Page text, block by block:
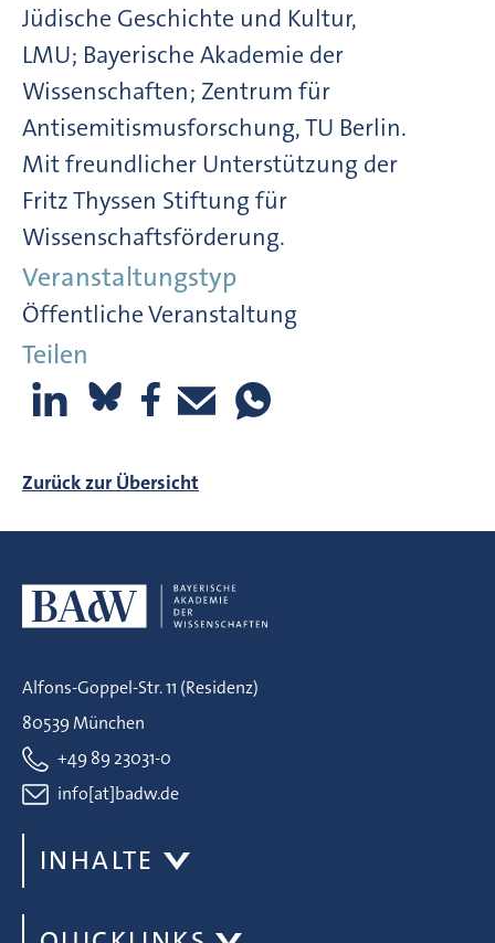
Jüdische Geschichte und Kultur,
LMU; Bayerische Akademie der
Wissenschaften; Zentrum für
Antisemitismusforschung, TU Berlin.
Mit freundlicher Unterstützung der
Fritz Thyssen Stiftung für
Wissenschaftsförderung.
Veranstaltungstyp
Öffentliche Veranstaltung
Teilen
Zurück zur Übersicht
Alfons-Goppel-Str. 11 (Residenz)
80539 München
+49 89 23031-0
info[at]badw.de
INHALTE